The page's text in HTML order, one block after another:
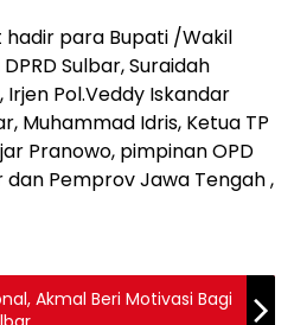
para Bupati /Wakil
Sulbar, Suraidah
Irjen Pol.Veddy Iskandar
Muhammad Idris, Ketua TP
Pranowo, pimpinan OPD
Pemprov Jawa Tengah ,
Akmal Beri Motivasi Bagi